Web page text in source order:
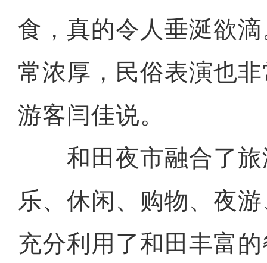
食，真的令人垂涎欲
常浓厚，民俗表演也
游客闫佳说。
和田夜市融合了旅
乐、休闲、购物、夜
充分利用了和田丰富